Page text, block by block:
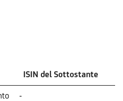
ISIN del Sottostante
-